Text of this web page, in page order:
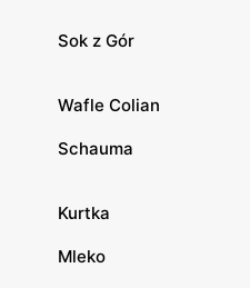
Sok z Gór
Wafle Colian
Schauma
Kurtka
Mleko